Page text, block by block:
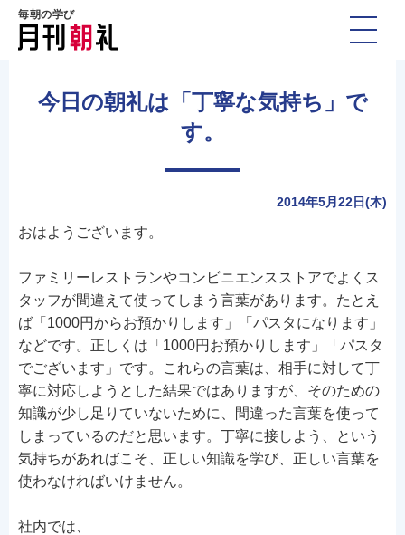
毎朝の学び
今日の朝礼は「丁寧な気持ち」で
す。
2014年5月22日(木)
おはようございます。
ファミリーレストランやコンビニエンスストアでよくス
タッフが間違えて使ってしまう言葉があります。たとえ
ば「1000円からお預かりします」「パスタになります」
などです。正しくは「1000円お預かりします」「パスタ
でございます」です。これらの言葉は、相手に対して丁
寧に対応しようとした結果ではありますが、そのための
知識が少し足りていないために、間違った言葉を使って
しまっているのだと思います。丁寧に接しよう、という
気持ちがあればこそ、正しい知識を学び、正しい言葉を
使わなければいけません。
社内では、